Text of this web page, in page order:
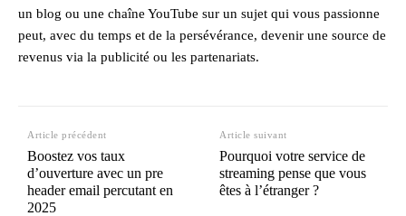
un blog ou une chaîne YouTube sur un sujet qui vous passionne
peut, avec du temps et de la persévérance, devenir une source de
revenus via la publicité ou les partenariats.
Article précédent
Boostez vos taux
d’ouverture avec un pre
header email percutant en
2025
Article suivant
Pourquoi votre service de
streaming pense que vous
êtes à l’étranger ?